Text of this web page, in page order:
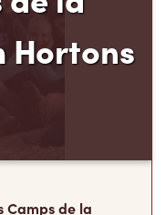
aux jeunes de